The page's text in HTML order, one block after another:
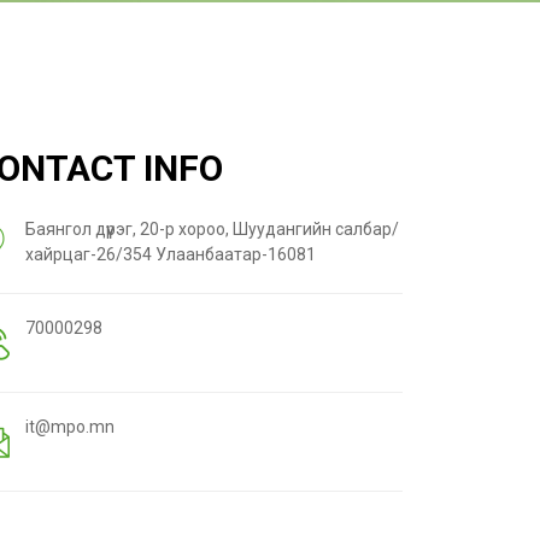
INFO
Баянгол дүүрэг, 20-р хороо, Шуудангийн салбар/
хайрцаг-26/354 Улаанбаатар-16081
70000298
it@mpo.mn